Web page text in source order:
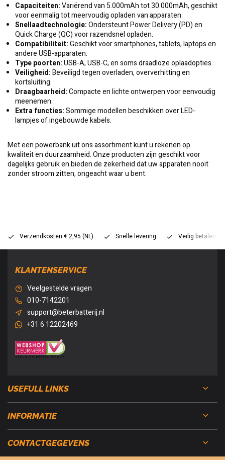
Capaciteiten:Variërend van 5.000mAh tot 30.000mAh, geschikt
voor eenmalig tot meervoudig opladen van apparaten.
Snellaadtechnologie:Ondersteunt Power Delivery (PD) en
Quick Charge (QC) voor razendsnel opladen.
Compatibiliteit:Geschikt voor smartphones, tablets, laptops en
andere USB-apparaten.
Type poorten:USB-A, USB-C, en soms draadloze oplaadopties.
Veiligheid:Beveiligd tegen overladen, oververhitting en
kortsluiting.
Draagbaarheid:Compacte en lichte ontwerpen voor eenvoudig
meenemen.
Extra functies:Sommige modellen beschikken over LED-
lampjes of ingebouwde kabels.
Met een powerbank uit ons assortiment kunt u rekenen op
kwaliteit en duurzaamheid. Onze producten zijn geschikt voor
dagelijks gebruik en bieden de zekerheid dat uw apparaten nooit
zonder stroom zitten, ongeacht waar u bent.
Verzendkosten € 2,95 (NL) Snelle levering Veilig betalen
KLANTENSERVICE
Veelgestelde vragen
010-7142201
support@beterbatterij.nl
+31 6 12202469
USEFULL LINKS
INFORMATIE
CONTACTGEGEVENS